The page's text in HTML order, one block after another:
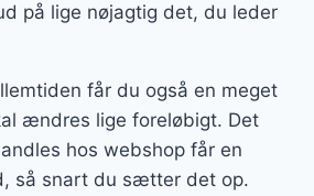
på lige nøjagtig det, du leder
får du også en meget
ændres lige foreløbigt. Det
hos webshop får en
så snart du sætter det op.